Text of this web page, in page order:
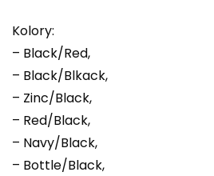
Kolory:
– Black/Red,
– Black/Blkack,
– Zinc/Black,
– Red/Black,
– Navy/Black,
– Bottle/Black,